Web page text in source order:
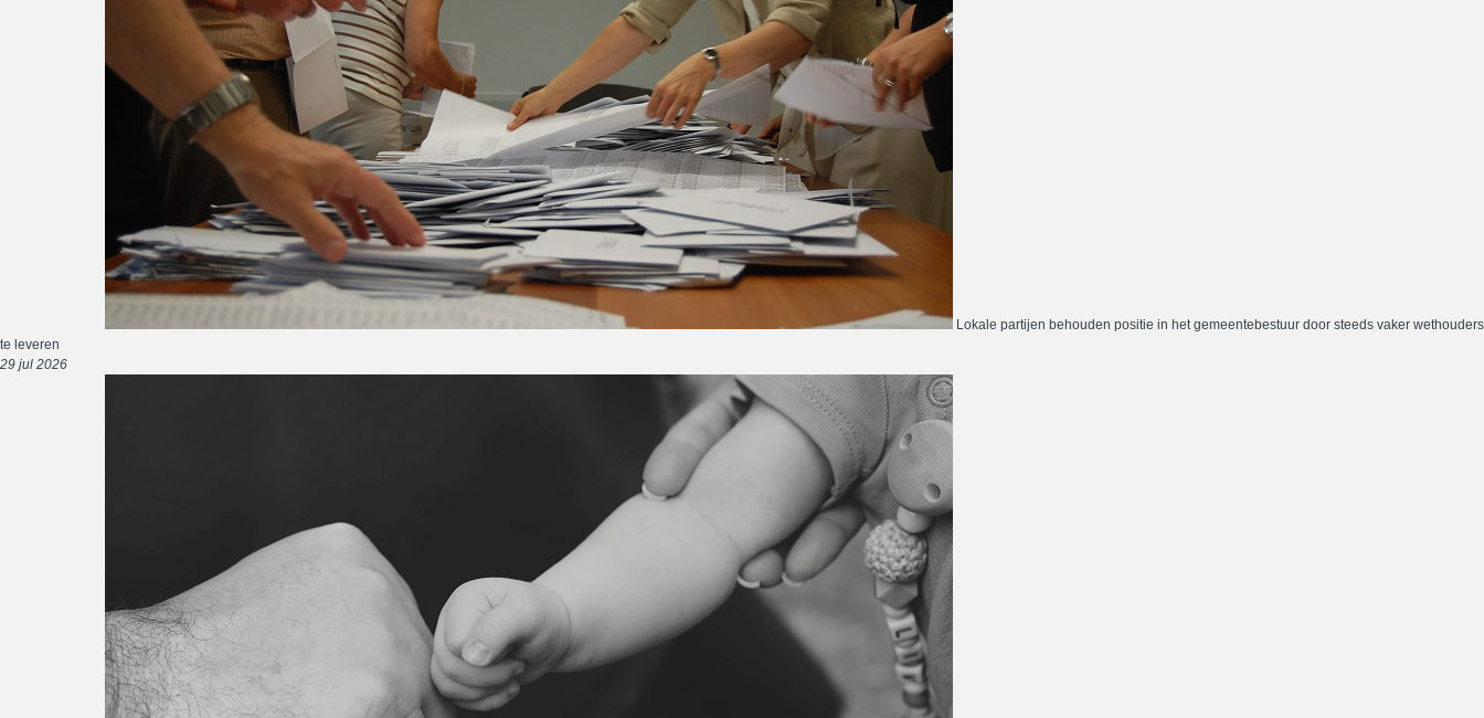
Lokale partijen behouden positie in het gemeentebestuur door steeds vaker wethouders
te leveren
29 jul 2026